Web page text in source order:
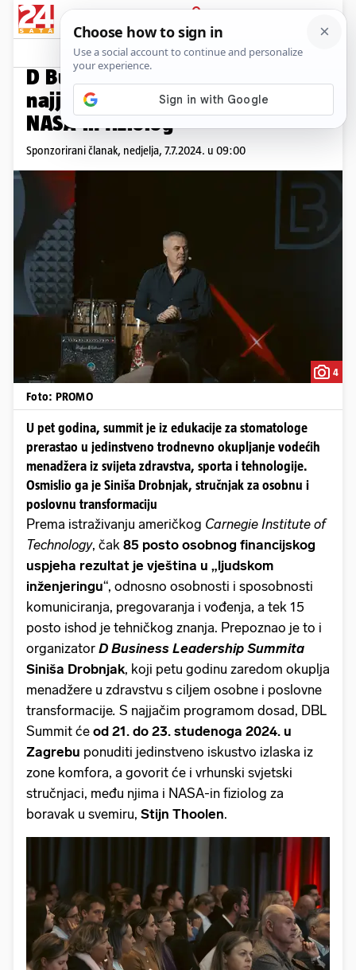
PRIJAVA
Promo sadržaj
D Business Leadership Summit
najjači dosad: U Zagreb stiže
NASA-in fiziolog
Sponzorirani članak, nedjelja, 7.7.2024. u 09:00
4
Foto: PROMO
U pet godina, summit je iz edukacije za stomatologe
prerastao u jedinstveno trodnevno okupljanje vodećih
menadžera iz svijeta zdravstva, sporta i tehnologije.
Osmislio ga je Siniša Drobnjak, stručnjak za osobnu i
poslovnu transformaciju
Prema istraživanju američkog Carnegie Institute of
Technology, čak 85 posto osobnog financijskog
uspjeha rezultat je vještina u „ljudskom
inženjeringu“, odnosno osobnosti i sposobnosti
komuniciranja, pregovaranja i vođenja, a tek 15
posto ishod je tehničkog znanja. Prepoznao je to i
organizator D Business Leadership Summita
Siniša Drobnjak, koji petu godinu zaredom okuplja
menadžere u zdravstvu s ciljem osobne i poslovne
transformacije. S najjačim programom dosad, DBL
Summit će od 21. do 23. studenoga 2024. u
Zagrebu ponuditi jedinstveno iskustvo izlaska iz
zone komfora, a govorit će i vrhunski svjetski
stručnjaci, među njima i NASA-in fiziolog za
boravak u svemiru, Stijn Thoolen.